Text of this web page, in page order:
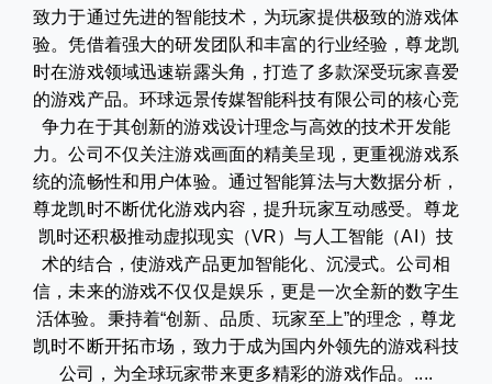
致力于通过先进的智能技术，为玩家提供极致的游戏体
验。凭借着强大的研发团队和丰富的行业经验，尊龙凯
时在游戏领域迅速崭露头角，打造了多款深受玩家喜爱
的游戏产品。环球远景传媒智能科技有限公司的核心竞
争力在于其创新的游戏设计理念与高效的技术开发能
力。公司不仅关注游戏画面的精美呈现，更重视游戏系
统的流畅性和用户体验。通过智能算法与大数据分析，
尊龙凯时不断优化游戏内容，提升玩家互动感受。尊龙
凯时还积极推动虚拟现实（VR）与人工智能（AI）技
术的结合，使游戏产品更加智能化、沉浸式。公司相
信，未来的游戏不仅仅是娱乐，更是一次全新的数字生
活体验。秉持着“创新、品质、玩家至上”的理念，尊龙
凯时不断开拓市场，致力于成为国内外领先的游戏科技
公司，为全球玩家带来更多精彩的游戏作品。....